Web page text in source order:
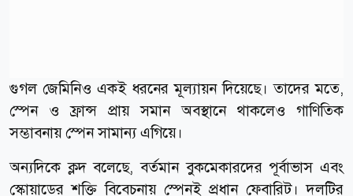
গুগল জেমিনিও একই ধরনের মূল্যায়ন দিয়েছে। তাদের মতে,
স্পেন ও ফ্রান্স প্রায় সমান অবস্থানে থাকলেও গাণিতিক
সম্ভাবনায় স্পেন সামান্য এগিয়ে।
অন্যদিকে ক্লদ বলেছে, বর্তমান বুকমেকারদের পূর্বাভাস এবং
স্কোয়াডের শক্তি বিবেচনায় স্পেনই প্রধান ফেবারিট। দলটির